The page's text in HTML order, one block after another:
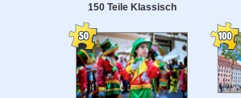
150 Teile Klassisch